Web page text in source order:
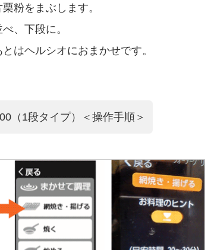
粉をまぶします。
、下段に。
はヘルシオにおまかせです。
（1段タイプ）＜操作手順＞